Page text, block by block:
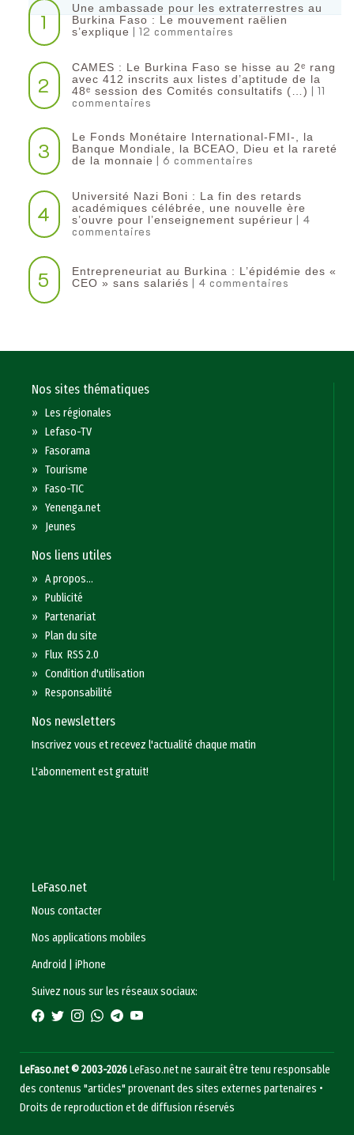
1
Une ambassade pour les extraterrestres au
Burkina Faso : Le mouvement raëlien
s’explique | 12 commentaires
2
CAMES : Le Burkina Faso se hisse au 2ᵉ rang
avec 412 inscrits aux listes d’aptitude de la
48ᵉ session des Comités consultatifs (…) | 11
commentaires
3
Le Fonds Monétaire International-FMI-, la
Banque Mondiale, la BCEAO, Dieu et la rareté
de la monnaie | 6 commentaires
4
Université Nazi Boni : La fin des retards
académiques célébrée, une nouvelle ère
s’ouvre pour l’enseignement supérieur | 4
commentaires
5
Entrepreneuriat au Burkina : L’épidémie des «
CEO » sans salariés | 4 commentaires
Nos sites thématiques
»Les régionales
»Lefaso-TV
»Fasorama
»Tourisme
»Faso-TIC
»Yenenga.net
» Jeunes
Nos liens utiles
»A propos...
»Publicité
»Partenariat
»Plan du site
»Flux RSS 2.0
»Condition d'utilisation
»Responsabilité
Nos newsletters
Inscrivez vous et recevez l'actualité chaque matin
L'abonnement est gratuit!
LeFaso.net
Nous contacter
Nos applications mobiles
Android
|iPhone
Suivez nous sur les réseaux sociaux:
LeFaso.net © 2003-2026LeFaso.net ne saurait être tenu responsable
des contenus "articles" provenant des sites externes partenaires •
Droits de reproduction et de diffusion réservés